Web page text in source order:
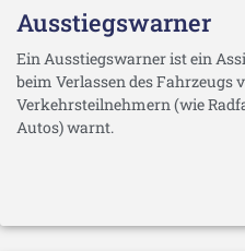
Ausstiegswarner
Ein Ausstiegswarner ist ein
beim Verlassen des Fahrzeugs
Verkehrsteilnehmern (wie
Autos) warnt.